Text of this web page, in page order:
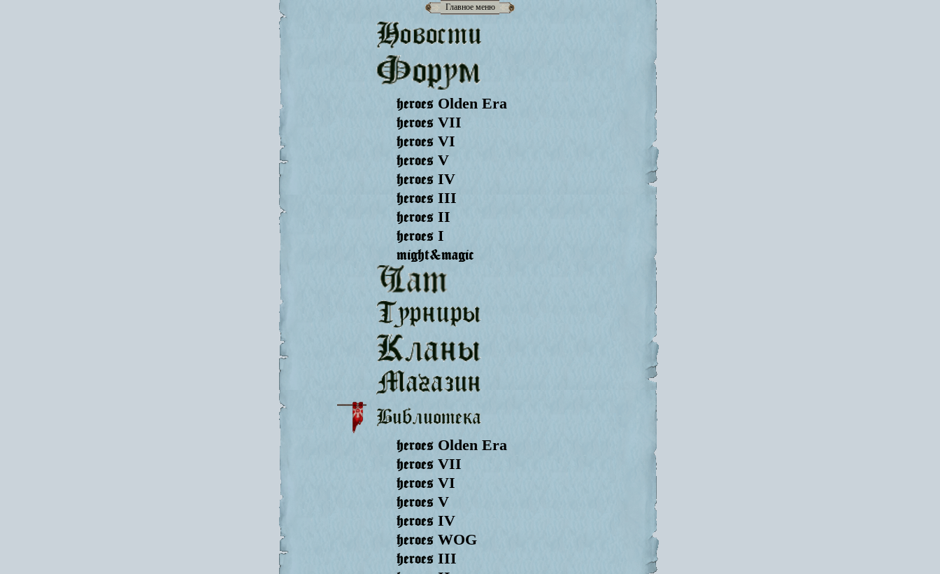
Главное меню
heroes Olden Era
heroes VII
heroes VI
heroes V
heroes IV
heroes III
heroes II
heroes I
might&magic
heroes Olden Era
heroes VII
heroes VI
heroes V
heroes IV
heroes WOG
heroes III